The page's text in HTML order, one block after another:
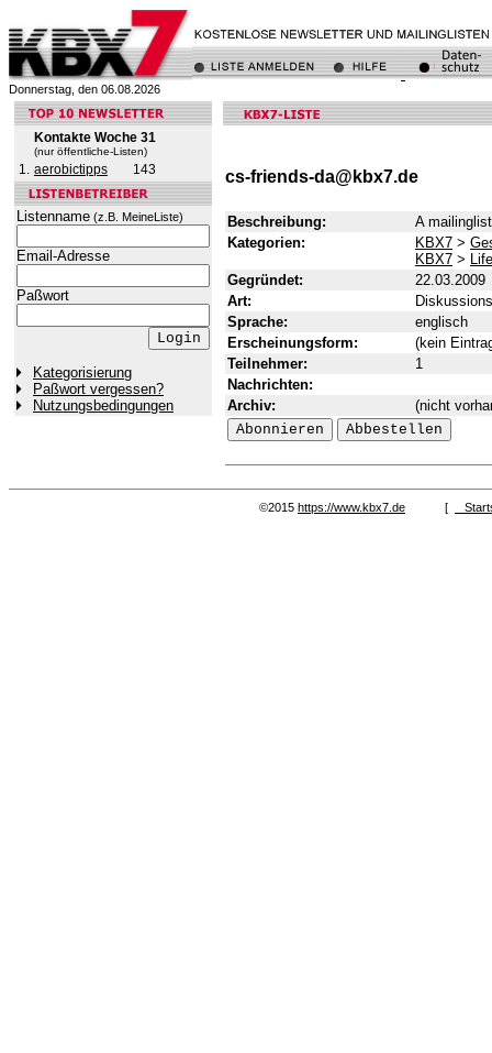
Donnerstag, den 06.08.2026
Kontakte Woche 31
(nur öffentliche-Listen)
1. aerobictipps 143
Listenname (z.B. MeineListe)
Email-Adresse
Paßwort
Kategorisierung
Paßwort vergessen?
Nutzungsbedingungen
cs-friends-da@kbx7.de
Beschreibung:
A
Kategorien:
KBX7 >
KBX7 >
Gegründet:
22.03.2009
Art:
Sprache:
englisch
Erscheinungsform:
(kein
Teilnehmer:
1
Nachrichten:
Archiv:
(nicht
©2015 https://www.kbx7.de [